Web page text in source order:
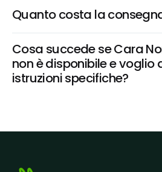
Quanto costa la
Cosa succede se Cara
non è disponibile e voglio
istruzioni specifiche?